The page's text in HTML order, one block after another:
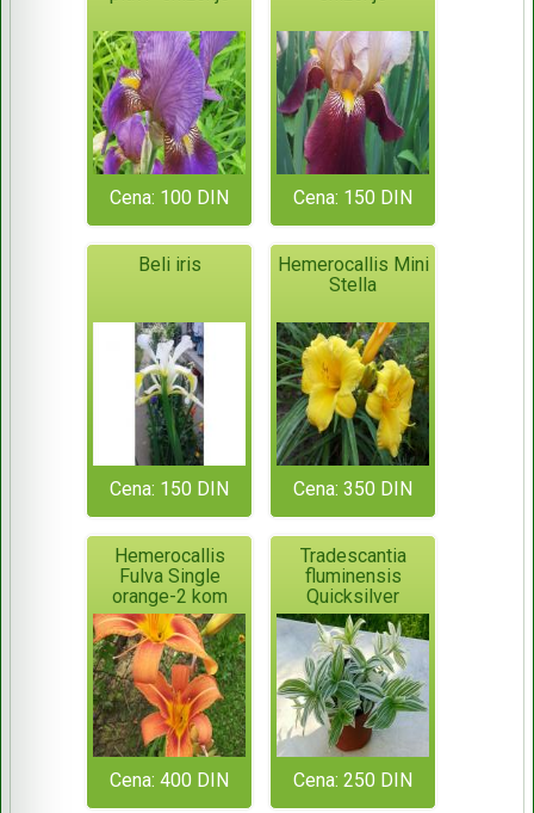
Cena: 100 DIN Cena: 150 DIN
Beli iris
Cena: 150 DIN
Hemerocallis Mini
Stella
Cena: 350 DIN
Hemerocallis
Fulva Single
orange-2 kom
Cena: 400 DIN
Tradescantia
fluminensis
Quicksilver
Cena: 250 DIN